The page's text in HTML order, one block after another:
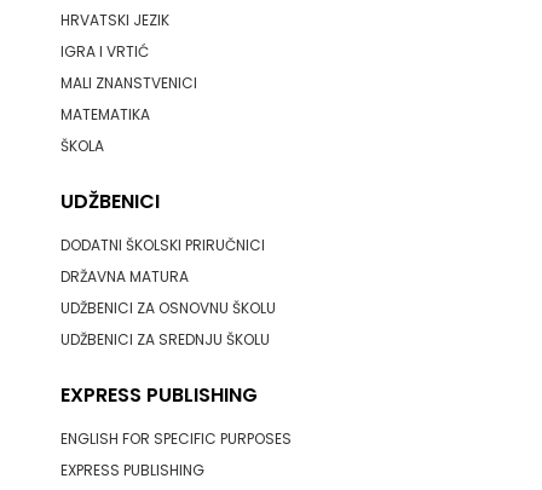
SALESIANA
SANDORF
Scriptura
media
j.d.o.o.
SONJA
STEP
BY
HRVATSKI JEZIK
IGRA I VRTIĆ
MALI ZNANSTVENICI
MATEMATIKA
ŠKOLA
UDŽBENICI
DODATNI ŠKOLSKI PRIRUČNICI
DRŽAVNA MATURA
UDŽBENICI ZA OSNOVNU ŠKOLU
UDŽBENICI ZA SREDNJU ŠKOLU
EXPRESS PUBLISHING
ENGLISH FOR SPECIFIC PURPOSES
EXPRESS PUBLISHING